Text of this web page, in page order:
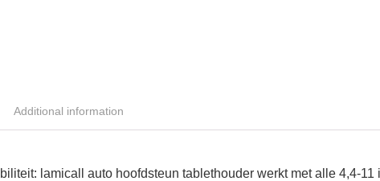
Additional information
lamicall auto hoofdsteun tablethouder werkt met alle 4,4-